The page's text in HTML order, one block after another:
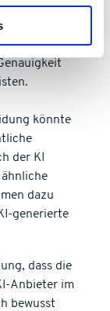
Systemen
Dies
ihre
könnte
der KI
dazu
generierte
dass die
Anbieter im
bewusst